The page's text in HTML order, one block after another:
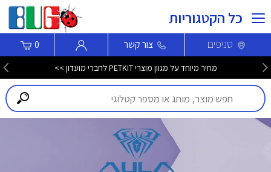
כל הקטגוריות
סניפים צור קשר 0
מחיר מיוחד על מגוון מוצרי PETKIT לחברי מועדון >>